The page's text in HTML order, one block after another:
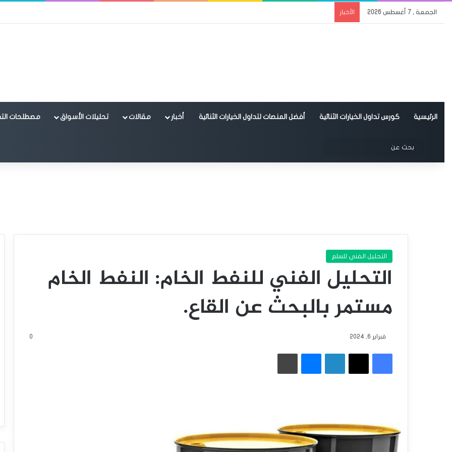
الجمعة , 7 أغسطس 2026 الأخبار
الرئيسية كورس تداول الخيارات الثنائية أفضل المنصات لتداول الخيارات الثنائية أخبار مقالات تحليلات الأسواق مصطلحات
الوضع المظلم
عن
التحليل الفني للسلع
التحليل الفني للنفط الخام: النفط الخام
مستمر بالبحث عن القاع.
فبراير 6, 2024 0
فيسبوك
‫X لينكدإن ماسنجر طباعة